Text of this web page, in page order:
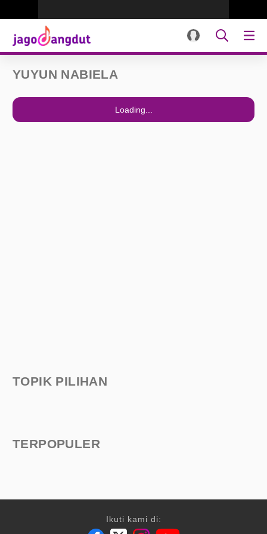
YUYUN NABIELA
Loading...
TOPIK PILIHAN
TERPOPULER
Ikuti kami di: